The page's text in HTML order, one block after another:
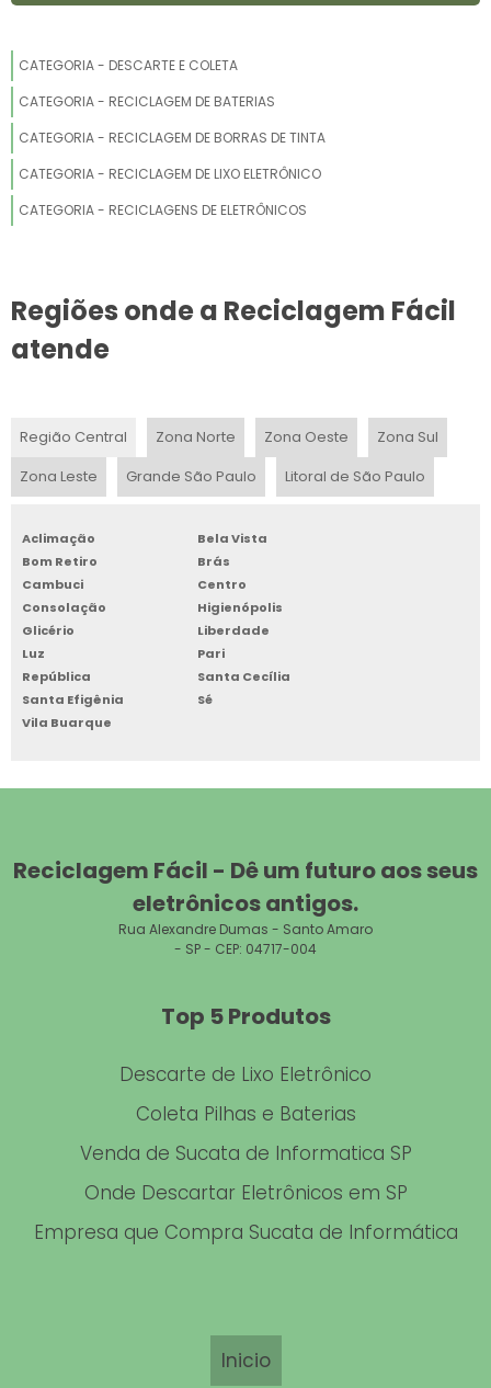
CATEGORIA - DESCARTE E COLETA
CATEGORIA - RECICLAGEM DE BATERIAS
CATEGORIA - RECICLAGEM DE BORRAS DE TINTA
CATEGORIA - RECICLAGEM DE LIXO ELETRÔNICO
CATEGORIA - RECICLAGENS DE ELETRÔNICOS
Regiões onde a Reciclagem Fácil
atende
Região Central Zona Norte Zona Oeste
Zona Sul
Zona Leste
Grande São Paulo Litoral de São Paulo
Aclimação
Bela Vista
Bom Retiro
Brás
Cambuci
Centro
Consolação
Higienópolis
Glicério
Liberdade
Luz
Pari
República
Santa Cecília
Santa Efigênia
Sé
Vila Buarque
Reciclagem Fácil - Dê um futuro aos seus
eletrônicos antigos.
Rua Alexandre Dumas - Santo Amaro
- SP - CEP: 04717-004
Top 5 Produtos
Descarte de Lixo Eletrônico
Coleta Pilhas e Baterias
Venda de Sucata de Informatica SP
Onde Descartar Eletrônicos em SP
Empresa que Compra Sucata de Informática
Inicio